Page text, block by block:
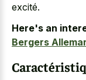
excité.
Here's an
Bergers